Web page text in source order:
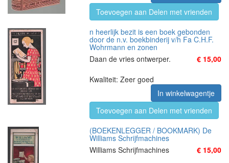
Toevoegen aan Delen met vrienden
n heerlijk bezit is een boek gebonden
door de n.v. boekbinderij v/h Fa C.H.F.
Wohrmann en zonen
Daan de vries ontwerper.
€ 15,00
Kwaliteit: Zeer goed
In winkelwagentje
Toevoegen aan Delen met vrienden
(BOEKENLEGGER / BOOKMARK) De
Williams Schrijfmachines
Williams Schrijfmachines
€ 15,00